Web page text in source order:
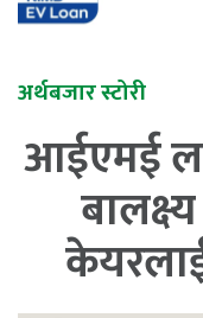
अर्थबजार स्टोरी
आईएमई